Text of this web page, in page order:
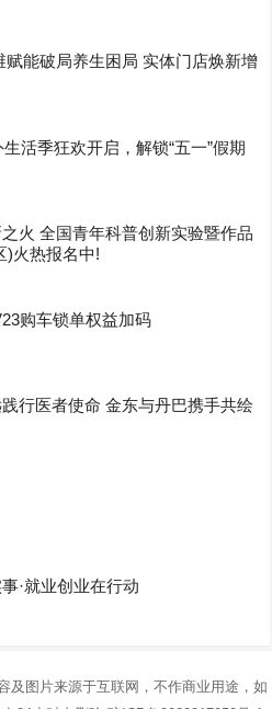
赋能破局养生困局 实体门店焕新增
活季狂欢开启，解锁“五一”假期
火 全国青年科普创新实验暨作品
)火热报名中!
购车锁单权益加码
行医者使命 金东与丹巴携手共绘
·就业创业在行动
及图片来源于互联网，不作商业用途，如